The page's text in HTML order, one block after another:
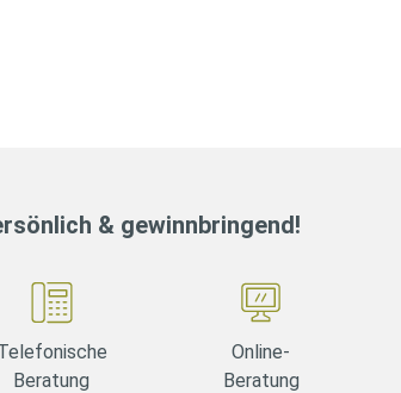
& gewinnbringend!
Beratung
Online-
Beratung